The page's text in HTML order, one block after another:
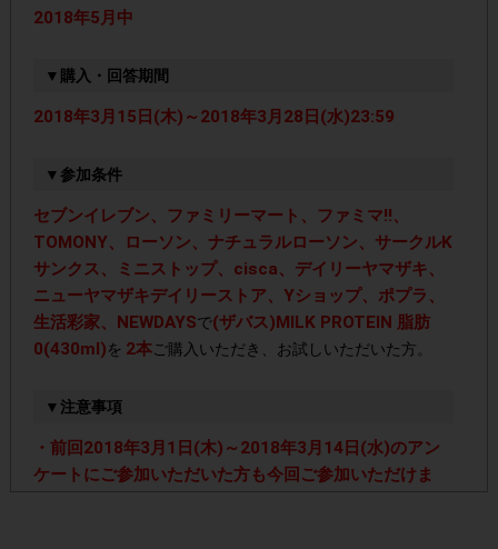
2018年5月中
▼購入・回答期間
2018年3月15日(木)～2018年3月28日(水)23:59
▼参加条件
セブンイレブン、ファミリーマート、ファミマ!!、
TOMONY、ローソン、ナチュラルローソン、サークルK
サンクス、ミニストップ、cisca、デイリーヤマザキ、
ニューヤマザキデイリーストア、Yショップ、ポプラ、
生活彩家、NEWDAYSで(ザバス)MILK PROTEIN 脂肪
0(430ml)を 2本ご購入いただき、お試しいただいた方。
▼注意事項
・前回2018年3月1日(木)～2018年3月14日(水)のアン
ケートにご参加いただいた方も今回ご参加いただけま